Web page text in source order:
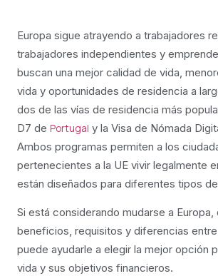
Europa sigue atrayendo a trabajadores
trabajadores independientes y
buscan una mejor calidad de vida,
vida y oportunidades de residencia a
dos de las vías de residencia más
D7 de Portugal y la Visa de Nómada
Ambos programas permiten a los
pertenecientes a la UE vivir legalmente
están diseñados para diferentes tipos
Si está considerando mudarse a
beneficios, requisitos y diferencias
puede ayudarle a elegir la mejor opción
vida y sus objetivos financieros.